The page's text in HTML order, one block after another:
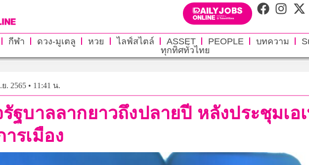
กีฬา ดวง-มูเตลู หวย ไลฟ์สไตล์ ASSET PEOPLE บทความ
ทุกทิศทั่วไทย
ย. 2565 • 11:41 น.
ฐบาลลากยาวถึงปลายปี หลังประชุมเอ
รเมือง